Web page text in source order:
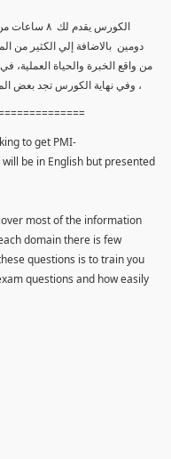
الكورس
دومين بالاضافة إلي الكثير من
من واقع الخبرة والحياة
، وفي نهاية الكورس تجد بعض
to get PMI-
be in English but presented
most of the information
domain there is few
questions is to train you
questions and how easily